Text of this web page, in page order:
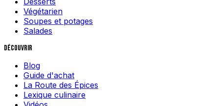
Végétarien
Soupes et potages
Salades
Découvrir
Blog
Guide d'achat
La Route des Épices
Lexique culinaire